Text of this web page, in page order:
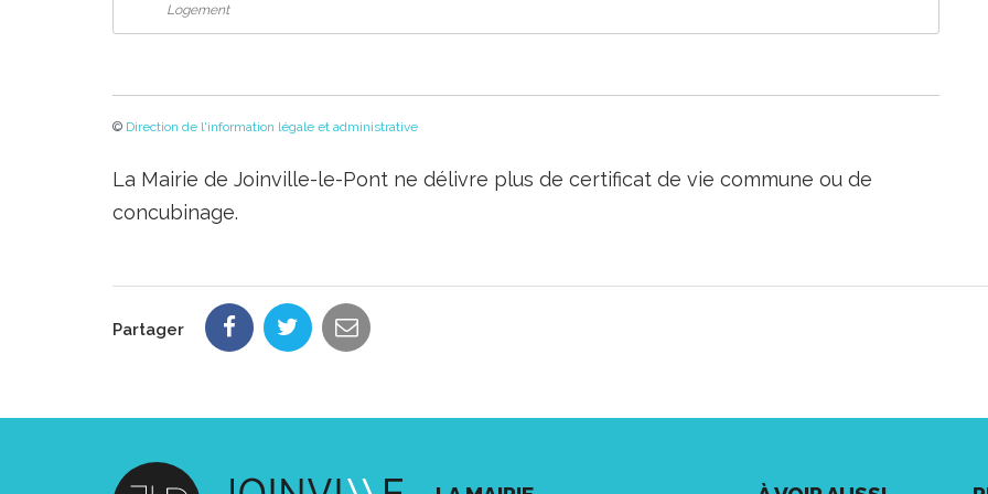
Logement
© Direction de l'information légale et administrative
La Mairie de Joinville-le-Pont ne délivre plus de certificat de vie commune ou de
concubinage.
Partager